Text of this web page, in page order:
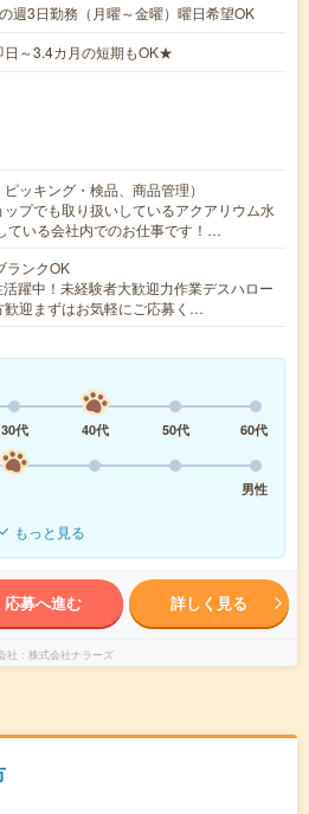
週3日勤務（月曜～金曜）曜日希望OK
～3.4カ月の短期もOK★
ッキング・検品、商品管理）
ップでも取り扱いしているアクアリウム水
ている会社内でのお仕事です！…
ランクOK
躍中！未経験者大歓迎力作業デスハロー
歓迎まずはお気軽にご応募く…
30代 40代 50代
60代
男性
もっと見る
応募へ進む 詳しく見る
社 株式会社ナラーズ